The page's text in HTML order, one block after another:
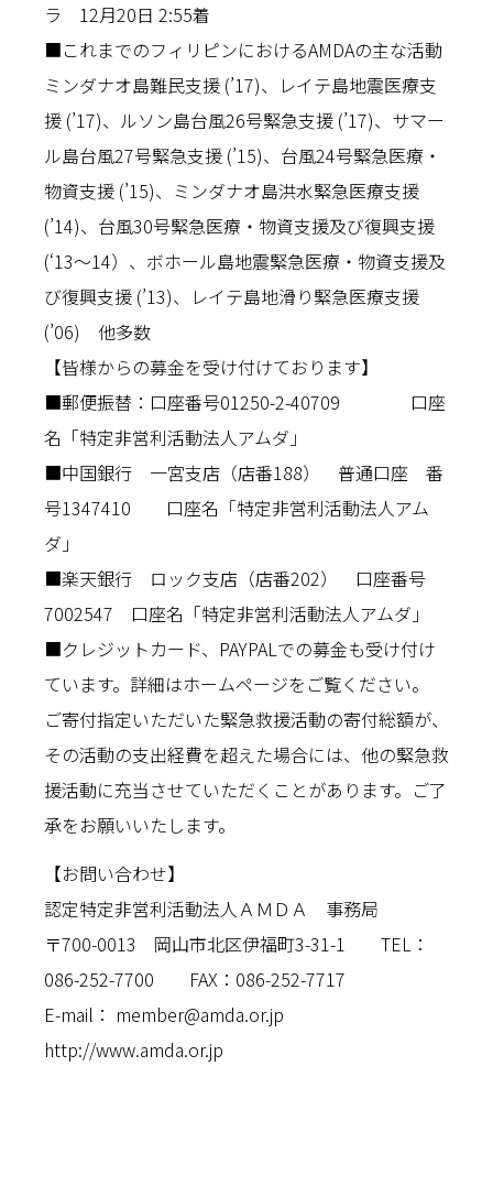
ラ 12月20日 2:55着
■これまでのフィリピンにおけるAMDAの主な活動
ミンダナオ島難民支援 (’17)、レイテ島地震医療支
援 (’17)、ルソン島台風26号緊急支援 (’17)、サマー
ル島台風27号緊急支援 (’15)、台風24号緊急医療・
物資支援 (’15)、ミンダナオ島洪水緊急医療支援
(’14)、台風30号緊急医療・物資支援及び復興支援
(‘13〜14）、ボホール島地震緊急医療・物資支援及
び復興支援 (’13)、レイテ島地滑り緊急医療支援
(’06) 他多数
【皆様からの募金を受け付けております】
■郵便振替：口座番号01250-2-40709 口座
名「特定非営利活動法人アムダ」
■中国銀行 一宮支店（店番188） 普通口座 番
号1347410 口座名「特定非営利活動法人アム
ダ」
■楽天銀行 ロック支店（店番202） 口座番号
7002547 口座名「特定非営利活動法人アムダ」
■クレジットカード、PAYPALでの募金も受け付け
ています。詳細はホームページをご覧ください。
ご寄付指定いただいた緊急救援活動の寄付総額が、
その活動の支出経費を超えた場合には、他の緊急救
援活動に充当させていただくことがあります。ご了
承をお願いいたします。
【お問い合わせ】
認定特定非営利活動法人ＡＭＤＡ 事務局
〒700-0013 岡山市北区伊福町3-31-1 TEL：
086-252-7700 FAX：086-252-7717
E-mail： member@amda.or.jp
http://www.amda.or.jp